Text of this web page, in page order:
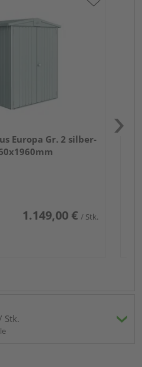
Europa Gr. 2 silber-
1.149,00 € / Stk.
Stk.